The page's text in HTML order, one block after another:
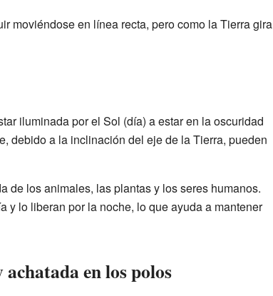
moviéndose en línea recta, pero como la Tierra gira
iluminada por el Sol (día) a estar en la oscuridad
debido a la inclinación del eje de la Tierra, pueden
de los animales, las plantas y los seres humanos.
y lo liberan por la noche, lo que ayuda a mantener
en los polos